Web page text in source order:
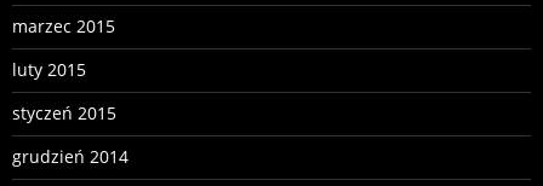
marzec 2015
luty 2015
styczeń 2015
grudzień 2014